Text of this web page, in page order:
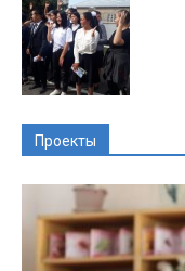
Проекты